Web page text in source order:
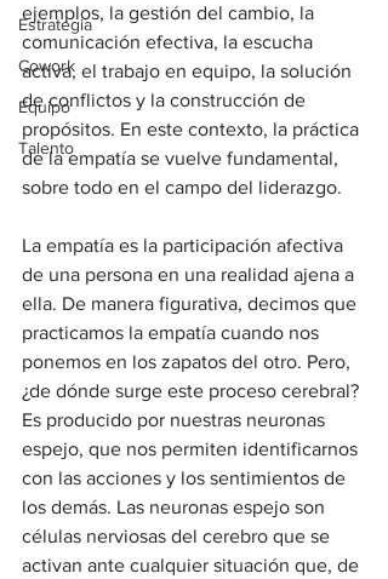
Estrategia
Cowork
Equipo
Talento
ejemplos, la gestión del cambio, la
comunicación efectiva, la escucha
activa, el trabajo en equipo, la solución
de conflictos y la construcción de
propósitos. En este contexto, la práctica
de la empatía se vuelve fundamental,
sobre todo en el campo del liderazgo.
La empatía es la participación afectiva
de una persona en una realidad ajena a
ella. De manera figurativa, decimos que
practicamos la empatía cuando nos
ponemos en los zapatos del otro. Pero,
¿de dónde surge este proceso cerebral?
Es producido por nuestras neuronas
espejo, que nos permiten identificarnos
con las acciones y los sentimientos de
los demás. Las neuronas espejo son
células nerviosas del cerebro que se
activan ante cualquier situación que, de